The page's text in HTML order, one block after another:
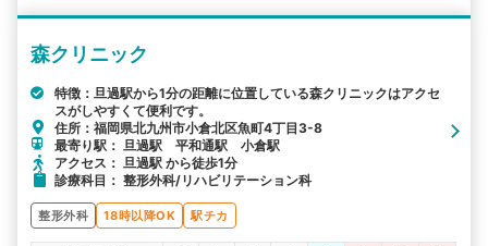
森クリニック
特徴：旦過駅から1分の距離に位置している森クリニックはアクセ
スがしやすくて便利です。
住所：福岡県北九州市小倉北区魚町4丁目3-8
最寄り駅： 旦過駅 平和通駅 小倉駅
アクセス： 旦過駅 から徒歩1分
診療科目： 整形外科/リハビリテーション科
整形外科 18時以降OK 駅チカ